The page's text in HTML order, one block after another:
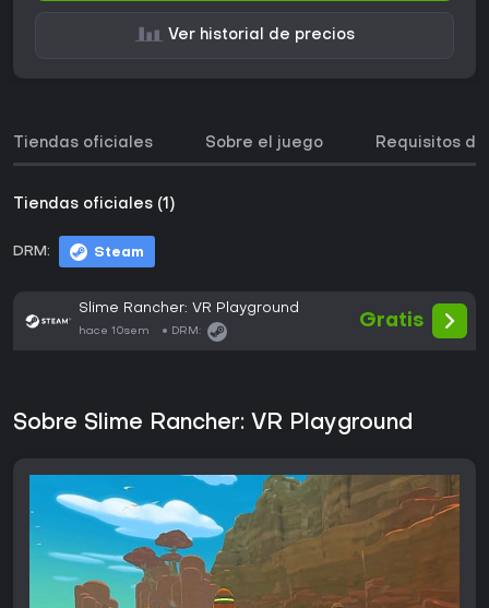
Ver historial de precios
Tiendas oficiales Sobre el juego Requisitos
Tiendas oficiales (1)
DRM: Steam
Slime Rancher: VR Playground
hace 10sem DRM:
Gratis
Sobre Slime Rancher: VR Playground